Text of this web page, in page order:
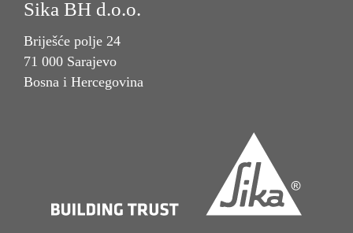
Sika BH d.o.o.
Briješće polje 24
71 000 Sarajevo
Bosna i Hercegovina